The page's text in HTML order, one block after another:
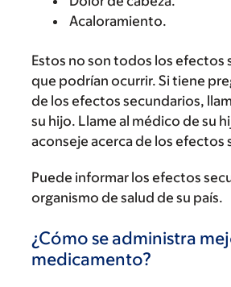
Acaloramiento.
Estos no son todos los efectos
que podrían ocurrir. Si tiene
de los efectos secundarios,
su hijo. Llame al médico de su
aconseje acerca de los efectos
Puede informar los efectos
organismo de salud de su país.
¿Cómo se administra
medicamento?